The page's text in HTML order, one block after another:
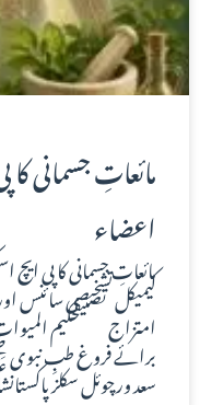
مائعاتِ جسمانی
اعضاء
مائعاتِ جسمانی کا پی ایچ
کیمیکل تشخیصی سائنس
امتزاج تصنیفحکیم
برائے فروغ طبِ نبوی
سعد ورچوئل